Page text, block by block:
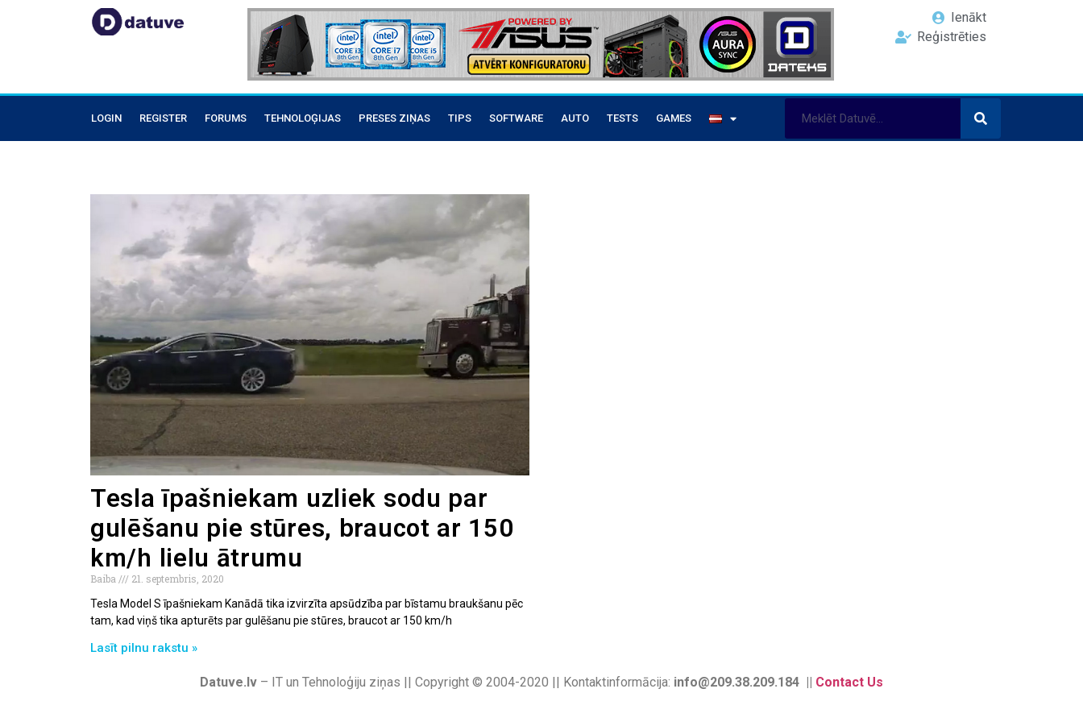
Ienākt
Reģistrēties
LOGIN REGISTER FORUMS TEHNOLOĢIJAS PRESES ZIŅAS TIPS SOFTWARE AUTO TESTS GAMES
Tesla īpašniekam uzliek sodu par
gulēšanu pie stūres, braucot ar 150
km/h lielu ātrumu
Baiba
21. septembris, 2020
Tesla Model S īpašniekam Kanādā tika izvirzīta apsūdzība par bīstamu braukšanu pēc
tam, kad viņš tika apturēts par gulēšanu pie stūres, braucot ar 150 km/h
Lasīt pilnu rakstu »
Datuve.lv – IT un Tehnoloģiju ziņas || Copyright © 2004-2020 || Kontaktinformācija: info@209.38.209.184 || Contact Us